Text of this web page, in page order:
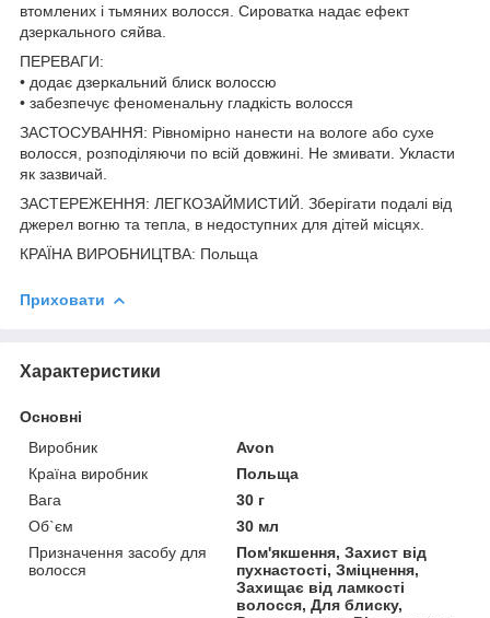
втомлених і тьмяних волосся. Сироватка надає ефект
дзеркального сяйва.
ПЕРЕВАГИ:
• додає дзеркальний блиск волоссю
• забезпечує феноменальну гладкість волосся
ЗАСТОСУВАННЯ: Рівномірно нанести на вологе або сухе
волосся, розподіляючи по всій довжині. Не змивати. Укласти
як зазвичай.
ЗАСТЕРЕЖЕННЯ: ЛЕГКОЗАЙМИСТИЙ. Зберігати подалі від
джерел вогню та тепла, в недоступних для дітей місцях.
КРАЇНА ВИРОБНИЦТВА: Польща
Приховати
Характеристики
Основні
Виробник
Avon
Країна виробник
Польща
Вага
30 г
Об`єм
30 мл
Призначення засобу для
волосся
Пом'якшення, Захист від
пухнастості, Зміцнення,
Захищає від ламкості
волосся, Для блиску,